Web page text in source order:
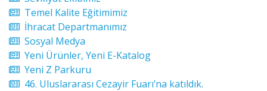
Temel Kalite Eğitimimiz
İhracat Departmanımız
Sosyal Medya
Yeni Ürünler, Yeni E-Katalog
Yeni Z Parkuru
46. Uluslararası Cezayir Fuarı’na katıldık.